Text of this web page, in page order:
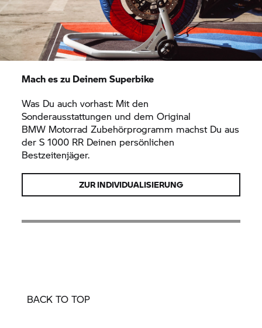
Mach es zu Deinem Superbike
Was Du auch vorhast: Mit den
Sonderausstattungen und dem Original
BMW Motorrad Zubehörprogramm machst Du aus
derS 1000 RR Deinen persönlichen
Bestzeitenjäger.
ZUR INDIVIDUALISIERUNG
BACK TO TOP